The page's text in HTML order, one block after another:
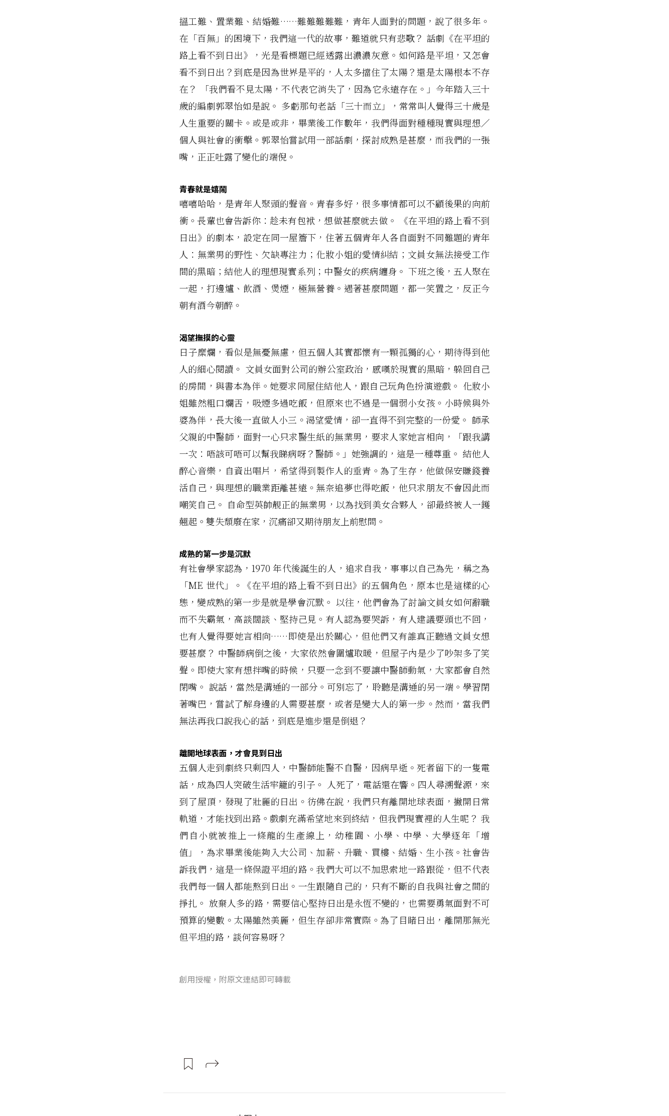
搵工難、置業難、結婚難……難難難難難，青年人面對的問題，說了很多年。
在「百無」的困境下，我們這一代的故事，難道就只有悲歌？ 話劇《在平坦的
路上看不到日出》，光是看標題已經透露出濃濃灰意。如何路是平坦，又怎會
看不到日出？到底是因為世界是平的，人太多擋住了太陽？還是太陽根本不存
在？ 「我們看不見太陽，不代表它消失了，因為它永遠存在。」今年踏入三十
歲的編劇郭翠怡如是說。 多虧那句老話「三十而立」，常常叫人覺得三十歲是
人生重要的關卡。或是或非，畢業後工作數年，我們得面對種種現實與理想／
個人與社會的衝擊。郭翠怡嘗試用一部話劇，探討成熟是甚麼，而我們的一張
嘴，正正吐露了變化的端倪。
青春就是嬉鬧
嘻嘻哈哈，是青年人聚頭的聲音。青春多好，很多事情都可以不顧後果的向前
衝。長輩也會告訴你：趁未有包袱，想做甚麼就去做。 《在平坦的路上看不到
日出》的劇本，設定在同一屋簷下，住著五個青年人各自面對不同難題的青年
人：無業男的野性、欠缺專注力；化妝小姐的愛情糾結；文員女無法接受工作
間的黑暗；結他人的理想現實系列；中醫女的疾病纏身。 下班之後，五人聚在
一起，打邊爐、飲酒、煲煙，極無營養。遇著甚麼問題，都一笑置之，反正今
朝有酒今朝醉。
渴望撫摸的心靈
日子糜爛，看似是無憂無慮，但五個人其實都懷有一顆孤獨的心，期待得到他
人的細心閱讀。 文員女面對公司的辦公室政治，感嘆於現實的黑暗，躲回自己
的房間，與書本為伴。她要求同屋住結他人，跟自己玩角色扮演遊戲。 化妝小
姐雖然粗口爛舌，吸煙多過吃飯，但原來也不過是一個弱小女孩。小時候與外
婆為伴，長大後一直做人小三。渴望愛情，卻一直得不到完整的一份愛。 師承
父親的中醫師，面對一心只求醫生紙的無業男，要求人家她言相向，「跟我講
一次：唔該可唔可以幫我睇病呀？醫師。」她強調的，這是一種尊重。 結他人
醉心音樂，自資出唱片，希望得到製作人的垂青。為了生存，他做保安賺錢養
活自己，與理想的職業距離甚遠。無奈追夢也得吃飯，他只求朋友不會因此而
嘲笑自己。 自命型英帥靚正的無業男，以為找到美女合夥人，卻最終被人一鑊
翹起。雙失頹廢在家，沉痛卻又期待朋友上前慰問。
成熟的第一步是沉默
有社會學家認為，1970 年代後誕生的人，追求自我，事事以自己為先，稱之為
「ME 世代」。《在平坦的路上看不到日出》的五個角色，原本也是這樣的心
態，變成熟的第一步是就是學會沉默。 以往，他們會為了討論文員女如何辭職
而不失霸氣，高談闊談、堅持己見。有人認為要哭訴，有人建議要頭也不回，
也有人覺得要她言相向……即使是出於關心，但他們又有誰真正聽過文員女想
要甚麼？ 中醫師病倒之後，大家依然會圍爐取暖，但屋子內是少了吵架多了笑
聲。即使大家有想拌嘴的時候，只要一念到不要讓中醫師動氣，大家都會自然
閉嘴。 說話，當然是溝通的一部分。可別忘了，聆聽是溝通的另一端。學習閉
著嘴巴，嘗試了解身邊的人需要甚麼，或者是變大人的第一步。然而，當我們
無法再我口說我心的話，到底是進步還是倒退？
離開地球表面，才會見到日出
五個人走到劇終只剩四人，中醫師能醫不自醫，因病早逝。死者留下的一隻電
話，成為四人突破生活牢籠的引子。 人死了，電話還在響。四人尋溯聲源，來
到了屋頂，發現了壯麗的日出。彷佛在說，我們只有離開地球表面，撇開日常
軌道，才能找到出路。戲劇充滿希望地來到終結，但我們現實裡的人生呢？ 我
們自小就被推上一條龍的生產線上，幼稚園、小學、中學、大學逐年「增
值」，為求畢業後能夠入大公司、加薪、升職、買樓、結婚、生小孩。社會告
訴我們，這是一條保證平坦的路。我們大可以不加思索地一路跟從，但不代表
我們每一個人都能熬到日出。一生跟隨自己的，只有不斷的自我與社會之間的
掙扎。 放棄人多的路，需要信心堅持日出是永恆不變的，也需要勇氣面對不可
預算的變數。太陽雖然美麗，但生存卻非常實際。為了目睹日出，離開那無光
但平坦的路，談何容易呀？
創用授權，附原文連結即可轉載